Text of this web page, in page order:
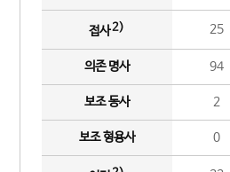
접사2) 25
의존 명사 94
보조 동사 2
보조 형용사 0